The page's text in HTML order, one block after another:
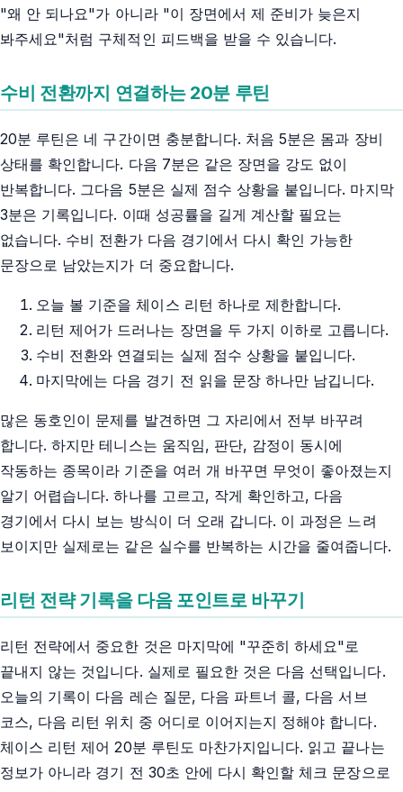
"왜 안 되나요"가 아니라 "이 장면에서 제 준비가 늦은지
봐주세요"처럼 구체적인 피드백을 받을 수 있습니다.
수비 전환까지 연결하는 20분 루틴
20분 루틴은 네 구간이면 충분합니다. 처음 5분은 몸과 장비
상태를 확인합니다. 다음 7분은 같은 장면을 강도 없이
반복합니다. 그다음 5분은 실제 점수 상황을 붙입니다. 마지막
3분은 기록입니다. 이때 성공률을 길게 계산할 필요는
없습니다. 수비 전환가 다음 경기에서 다시 확인 가능한
문장으로 남았는지가 더 중요합니다.
오늘 볼 기준을 체이스 리턴 하나로 제한합니다.
리턴 제어가 드러나는 장면을 두 가지 이하로 고릅니다.
수비 전환와 연결되는 실제 점수 상황을 붙입니다.
마지막에는 다음 경기 전 읽을 문장 하나만 남깁니다.
많은 동호인이 문제를 발견하면 그 자리에서 전부 바꾸려
합니다. 하지만 테니스는 움직임, 판단, 감정이 동시에
작동하는 종목이라 기준을 여러 개 바꾸면 무엇이 좋아졌는지
알기 어렵습니다. 하나를 고르고, 작게 확인하고, 다음
경기에서 다시 보는 방식이 더 오래 갑니다. 이 과정은 느려
보이지만 실제로는 같은 실수를 반복하는 시간을 줄여줍니다.
리턴 전략 기록을 다음 포인트로 바꾸기
리턴 전략에서 중요한 것은 마지막에 "꾸준히 하세요"로
끝내지 않는 것입니다. 실제로 필요한 것은 다음 선택입니다.
오늘의 기록이 다음 레슨 질문, 다음 파트너 콜, 다음 서브
코스, 다음 리턴 위치 중 어디로 이어지는지 정해야 합니다.
체이스 리턴 제어 20분 루틴도 마찬가지입니다. 읽고 끝나는
정보가 아니라 경기 전 30초 안에 다시 확인할 체크 문장으로